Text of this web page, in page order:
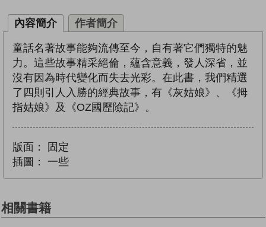
內容簡介 作者簡介
童話名著故事能夠流傳至今，自有著它們獨特的魅
力。這些故事精采絕倫，蘊含意義，發人深省，並
沒有因為時代變化而失去光彩。在此書，我們精選
了四則引人入勝的經典故事，有《灰姑娘》、《拇
指姑娘》及《OZ國歷險記》。
版面：
固定
插圖：
一些
相關書籍